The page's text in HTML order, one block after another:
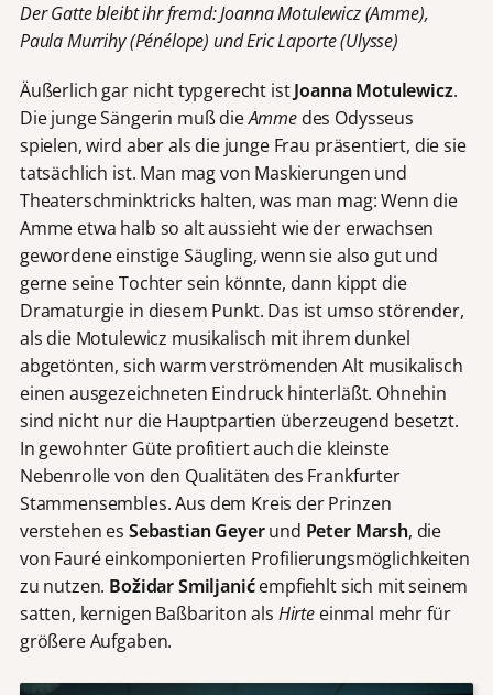
Der Gatte bleibt ihr fremd: Joanna Motulewicz (Amme),
Paula Murrihy (Pénélope) und Eric Laporte (Ulysse)
Äußerlich gar nicht typgerecht istJoanna Motulewicz.
Die junge Sängerin muß dieAmme des Odysseus
spielen, wird aber als die junge Frau präsentiert, die sie
tatsächlich ist. Man mag von Maskierungen und
Theaterschminktricks halten, was man mag: Wenn die
Amme etwa halb so alt aussieht wie der erwachsen
gewordene einstige Säugling, wenn sie also gut und
gerne seine Tochter sein könnte, dann kippt die
Dramaturgie in diesem Punkt. Das ist umso störender,
als die Motulewicz musikalisch mit ihrem dunkel
abgetönten, sich warm verströmenden Alt musikalisch
einen ausgezeichneten Eindruck hinterläßt. Ohnehin
sind nicht nur die Hauptpartien überzeugend besetzt.
In gewohnter Güte profitiert auch die kleinste
Nebenrolle von den Qualitäten des Frankfurter
Stammensembles. Aus dem Kreis der Prinzen
verstehen es Sebastian Geyerund Peter Marsh, die
von Fauré einkomponierten Profilierungsmöglichkeiten
zu nutzen. Božidar Smiljanićempfiehlt sich mit seinem
satten, kernigen Baßbariton als Hirte einmal mehr für
größere Aufgaben.